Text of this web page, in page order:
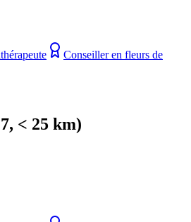
Conseiller en fleurs de
, < 25 km)